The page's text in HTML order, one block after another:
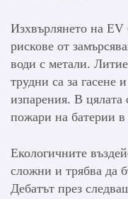
Изхвърлянето на EV
рискове от
води с метали.
трудни са за гасене
изпарения. В цялата
пожари на батерии
Екологичните
сложни и трябва да
Дебатът през